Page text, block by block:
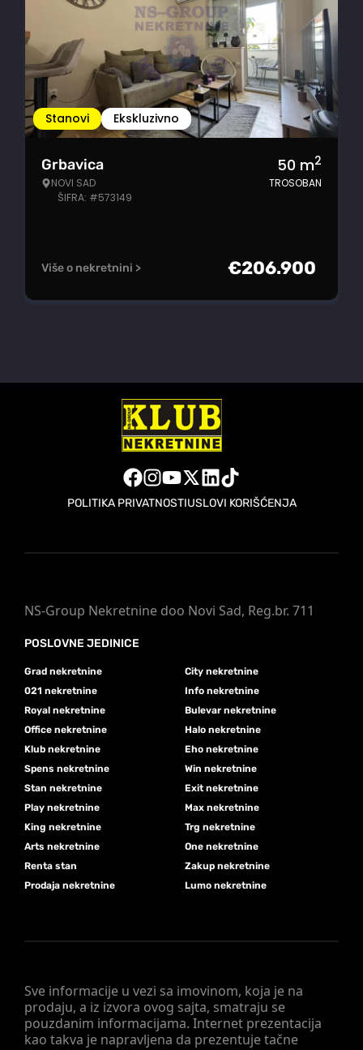
Stanovi Ekskluzivno
Grbavica
NOVI SAD
ŠIFRA: #573149
50 m2
TROSOBAN
Više o nekretnini > €206.900
POLITIKA PRIVATNOSTIUSLOVI KORIŠĆENJA
Sve informacije u vezi sa imovinom, koja je na
prodaju, a iz izvora ovog sajta, smatraju se
pouzdanim informacijama. Internet prezentacija
kao takva je napravljena da prezentuje tačne
NS-Group Nekretnine doo Novi Sad, Reg.br. 711
POSLOVNE JEDINICE
Grad nekretnine
City nekretnine
021 nekretnine
Info nekretnine
Royal nekretnine
Bulevar nekretnine
Office nekretnine
Halo nekretnine
Klub nekretnine
Eho nekretnine
Spens nekretnine
Win nekretnine
Stan nekretnine
Exit nekretnine
Play nekretnine
Max nekretnine
King nekretnine
Trg nekretnine
Arts nekretnine
One nekretnine
Renta stan
Zakup nekretnine
Prodaja nekretnine
Lumo nekretnine